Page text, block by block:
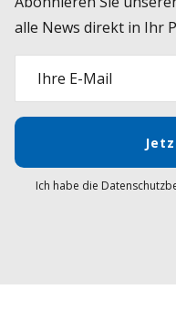
alle News direkt in Ihr
Ihre E-Mail
Ich habe die